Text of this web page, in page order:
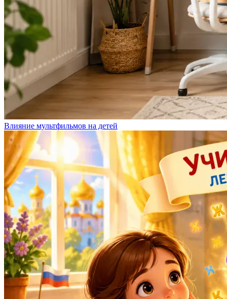
Влияние мультфильмов на детей